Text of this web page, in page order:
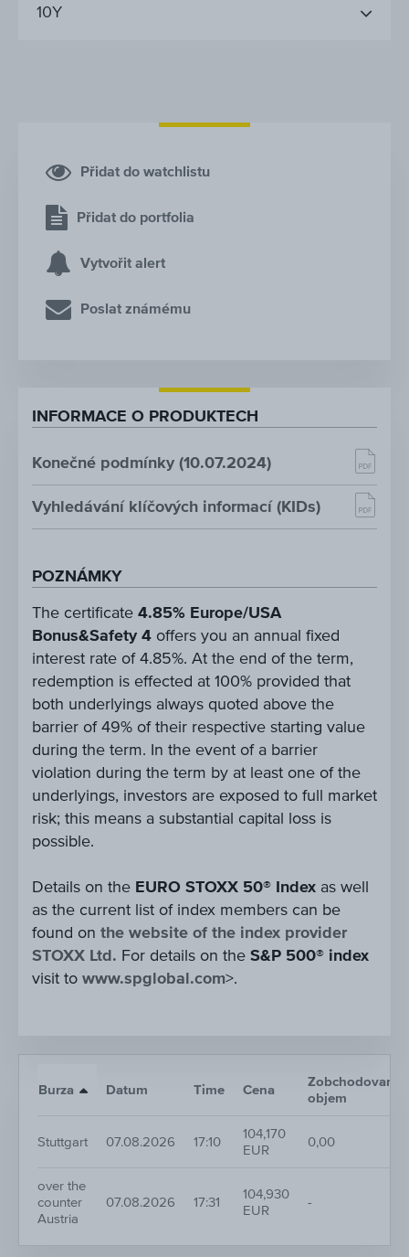
10Y
Přidat do watchlistu
Přidat do portfolia
Vytvořit alert
Poslat známému
INFORMACE O PRODUKTECH
Konečné podmínky (10.07.2024)
Vyhledávání klíčových informací (KIDs)
POZNÁMKY
The certificate 4.85% Europe/USA
Bonus&Safety 4 offers you an annual fixed
interest rate of 4.85%. At the end of the term,
redemption is effected at 100% provided that
both underlyings always quoted above the
barrier of 49% of their respective starting value
during the term. In the event of a barrier
violation during the term by at least one of the
underlyings, investors are exposed to full market
risk; this means a substantial capital loss is
possible.
Details on the EURO STOXX 50® Index as well
as the current list of index members can be
found on the website of the index provider
STOXX Ltd. For details on the S&P 500® index
visit to www.spglobal.com>.
Burza Datum Time Cena
Zobchodovaný
objem
Stuttgart 07.08.2026 17:10
104,170
EUR
0,00
over the
counter
Austria
07.08.2026 17:31
104,930
EUR
-